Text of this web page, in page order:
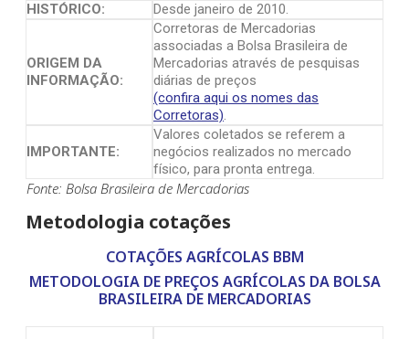
HISTÓRICO:
Desde janeiro de 2010.
ORIGEM DA
INFORMAÇÃO:
Corretoras de Mercadorias
associadas a Bolsa Brasileira de
Mercadorias através de pesquisas
diárias de preços
(confira aqui os nomes das
Corretoras).
IMPORTANTE:
Valores coletados se referem a
negócios realizados no mercado
físico, para pronta entrega.
Fonte: Bolsa Brasileira de Mercadorias
Metodologia cotações
COTAÇÕES AGRÍCOLAS BBM
METODOLOGIA DE PREÇOS AGRÍCOLAS DA BOLSA
BRASILEIRA DE MERCADORIAS